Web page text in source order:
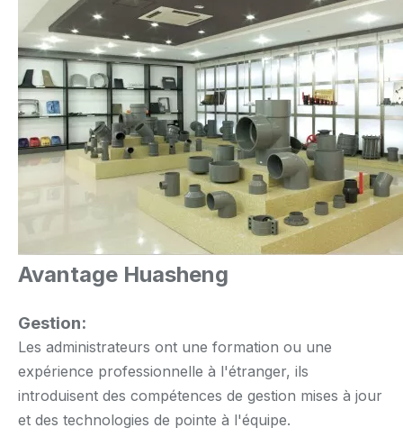
Avantage Huasheng
Gestion:
Les administrateurs ont une formation ou une
expérience professionnelle à l'étranger, ils
introduisent des compétences de gestion mises à jour
et des technologies de pointe à l'équipe.